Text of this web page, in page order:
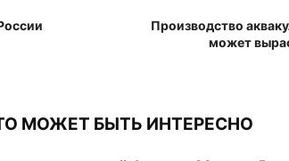
Производство
может
МОЖЕТ БЫТЬ ИНТЕРЕСНО